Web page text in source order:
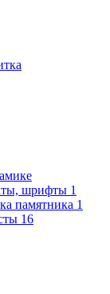
шрифты 1
памятника 1
16